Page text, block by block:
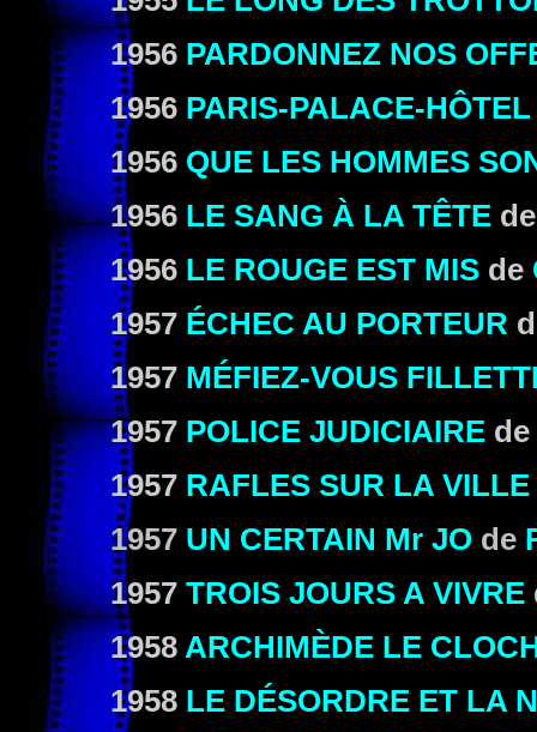
1956 PARDONNEZ NOS
1956 PARIS-PALACE-HÔTEL
1956 QUE LES HOMMES
1956 LE SANG À LA TÊTE
1956 LE ROUGE EST MIS de
1957 ÉCHEC AU PORTEUR
1957 MÉFIEZ-VOUS
1957 POLICE JUDICIAIRE de
1957 RAFLES SUR LA VILLE
1957 UN CERTAIN Mr JO de
1957 TROIS JOURS A VIVRE
1958 ARCHIMÈDE LE
1958 LE DÉSORDRE ET LA